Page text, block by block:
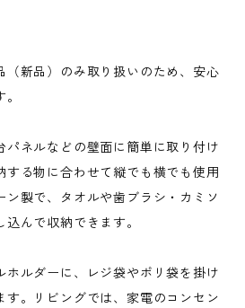
（新品）のみ取り扱いのため、安心
パネルなどの壁面に簡単に取り付け
する物に合わせて縦でも横でも使用
製で、タオルや歯ブラシ・カミソ
んで収納できます。
ホルダーに、レジ袋やポリ袋を掛け
す。リビングでは、家電のコンセン